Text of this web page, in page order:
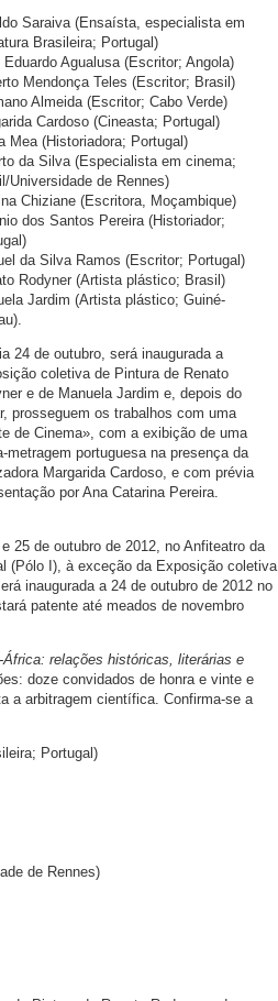
Saraiva (Ensaísta, especialista em
Brasileira; Portugal)
Eduardo Agualusa (Escritor; Angola)
Mendonça Teles (Escritor; Brasil)
Almeida (Escritor; Cabo Verde)
Cardoso (Cineasta; Portugal)
Mea (Historiadora; Portugal)
da Silva (Especialista em cinema;
Universidade de Rennes)
Chiziane (Escritora, Moçambique)
dos Santos Pereira (Historiador;
da Silva Ramos (Escritor; Portugal)
Rodyner (Artista plástico; Brasil)
Jardim (Artista plástico; Guiné-
24 de outubro, será inaugurada a
coletiva de Pintura de Renato
e de Manuela Jardim e, depois do
prosseguem os trabalhos com uma
de Cinema», com a exibição de uma
metragem portuguesa na presença da
Margarida Cardoso, e com prévia
por Ana Catarina Pereira.
25 de outubro de 2012, no Anfiteatro da
(Pólo I), à exceção da Exposição coletiva
inaugurada a 24 de outubro de 2012 no
patente até meados de novembro
relações históricas, literárias e
doze convidados de honra e vinte e
a arbitragem científica. Confirma-se a
Portugal)
de Rennes)